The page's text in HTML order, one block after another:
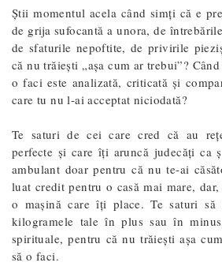
Știi momentul acela când simți că e
de grija sufocantă a unora, de
de sfaturile nepoftite, de privirile
că nu trăiești „așa cum ar trebui”?
o faci este analizată, criticată și
care tu nu l-ai acceptat niciodată?
Te saturi de cei care cred că au
perfecte și care îți aruncă judecăți ca
ambulant doar pentru că nu te-ai
luat credit pentru o casă mai mare,
o mașină care îți place. Te saturi
kilogramele tale în plus sau în
spirituale, pentru că nu trăiești așa
să o faci.